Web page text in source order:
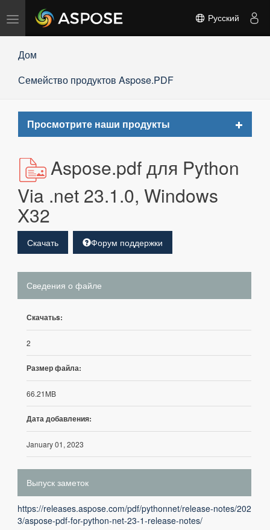
Переключить
навигацию
Русский
Дом
Семейство продуктов Aspose.PDF
Просмотрите наши продукты
Toggle
Aspose.pdf для Python
Via .net 23.1.0, Windows
X32
Скачать Форум поддержки
Сведения о файле
Скачатьs:
2
Размер файла:
66.21MB
Дата добавления:
January 01, 2023
Выпуск заметок
https://releases.aspose.com/pdf/pythonnet/release-notes/202
3/aspose-pdf-for-python-net-23-1-release-notes/